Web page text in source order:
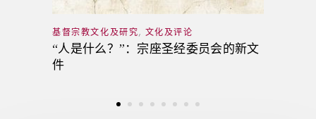
基督宗教文化及研究, 文化及评论
“人是什么？”：宗座圣经委员会的新文
件